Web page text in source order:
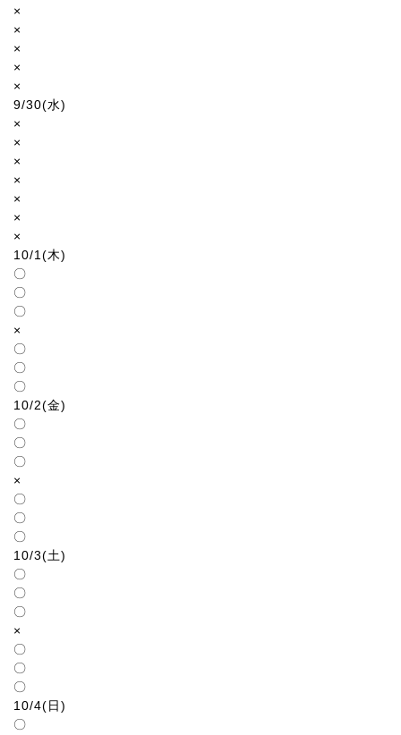
×
×
×
×
×
9/30(水)
×
×
×
×
×
×
×
10/1(木)
〇
〇
〇
×
〇
〇
〇
10/2(金)
〇
〇
〇
×
〇
〇
〇
10/3(土)
〇
〇
〇
×
〇
〇
〇
10/4(日)
〇